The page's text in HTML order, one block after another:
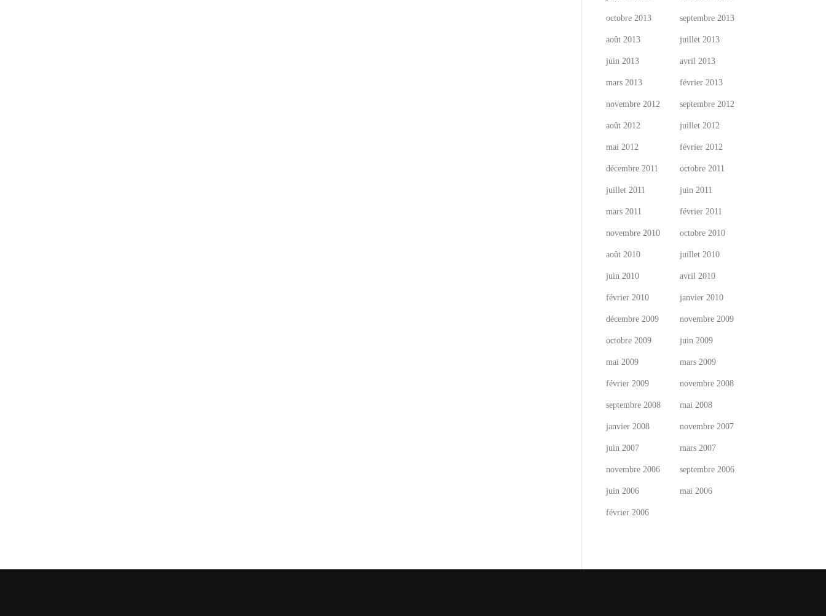
octobre 2013 septembre 2013
août 2013 juillet 2013
juin 2013 avril 2013
mars 2013 février 2013
novembre 2012 septembre 2012
août 2012 juillet 2012
mai 2012 février 2012
décembre 2011 octobre 2011
juillet 2011 juin 2011
mars 2011 février 2011
novembre 2010 octobre 2010
août 2010 juillet 2010
juin 2010 avril 2010
février 2010 janvier 2010
décembre 2009 novembre 2009
octobre 2009 juin 2009
mai 2009 mars 2009
février 2009 novembre 2008
septembre 2008 mai 2008
janvier 2008 novembre 2007
juin 2007 mars 2007
novembre 2006 septembre 2006
juin 2006 mai 2006
février 2006